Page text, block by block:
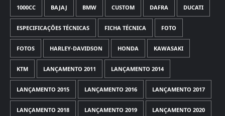
1000CC BAJAJ BMW CUSTOM DAFRA DUCATI
ESPECIFICAÇÕES TÉCNICAS FICHA TÉCNICA FOTO
FOTOS HARLEY-DAVIDSON HONDA KAWASAKI
KTM LANÇAMENTO 2011 LANÇAMENTO 2014
LANÇAMENTO 2015 LANÇAMENTO 2016 LANÇAMENTO 2017
LANÇAMENTO 2018 LANÇAMENTO 2019 LANÇAMENTO 2020